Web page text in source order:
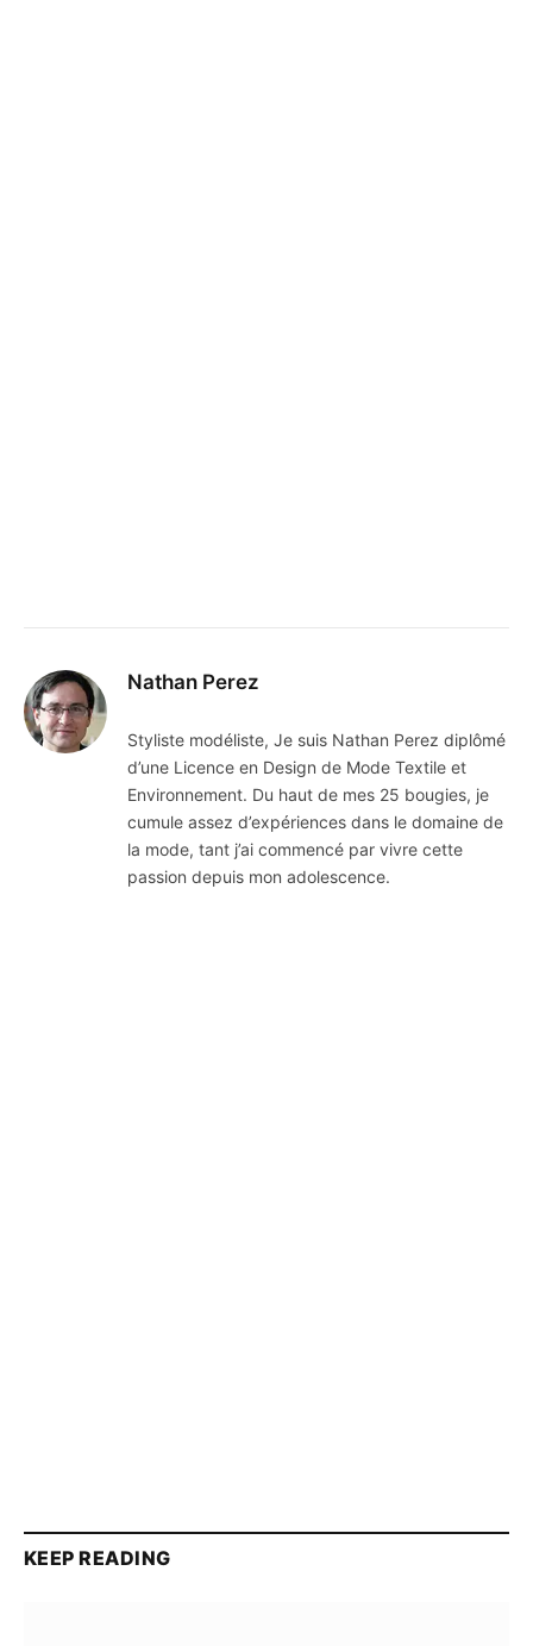
Nathan Perez
Styliste modéliste, Je suis Nathan Perez diplômé
d’une Licence en Design de Mode Textile et
Environnement. Du haut de mes 25 bougies, je
cumule assez d’expériences dans le domaine de
la mode, tant j’ai commencé par vivre cette
passion depuis mon adolescence.
KEEP READING